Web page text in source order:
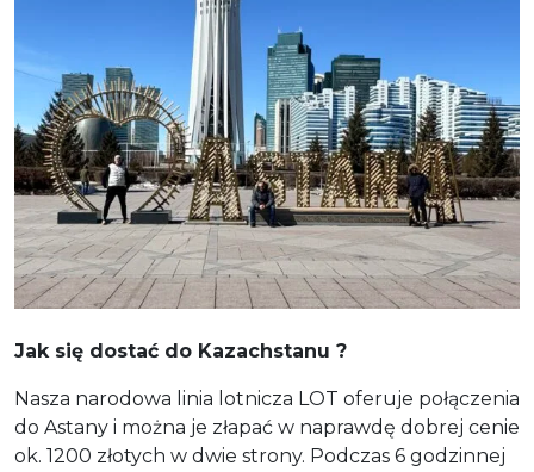
Jak się dostać do Kazachstanu ?
Nasza narodowa linia lotnicza LOT oferuje połączenia
do Astany i można je złapać w naprawdę dobrej cenie
ok. 1200 złotych w dwie strony. Podczas 6 godzinnej